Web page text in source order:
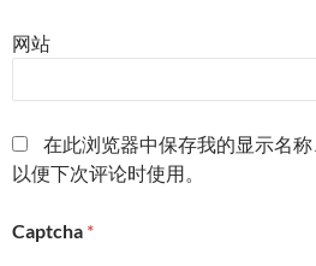
网站
在此浏览器中保存我的显示名
以便下次评论时使用。
Captcha *